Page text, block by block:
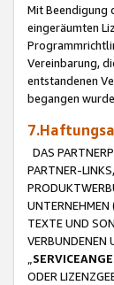
Mit Beendigung
eingeräumten
Vereinbarung,
entstandenen
begangen
DAS
PARTNER-
UNTERNEHMEN
TEXTE UND
VERBUNDENEN
ODER